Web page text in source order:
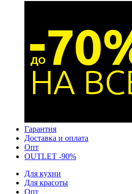
Гарантия
Доставка и оплата
Опт
OUTLET -90%
Для кухни
Для красоты
Опт